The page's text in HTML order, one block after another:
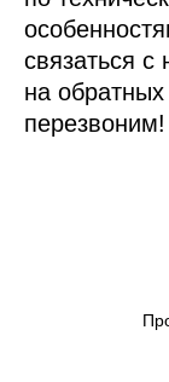
связаться с
на
перезвоним!